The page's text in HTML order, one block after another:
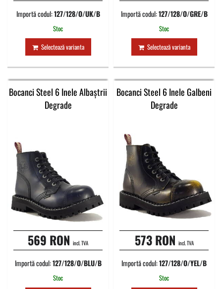
Importă codul:127/128/O/UK/B
Stoc
Selectează varianta
Importă codul:127/128/O/GRE/B
Stoc
Selectează varianta
Bocanci Steel 6 Inele Albaștrii
Degrade
569 RON incl. TVA
Importă codul:127/128/O/BLU/B
Stoc
Bocanci Steel 6 Inele Galbeni
Degrade
573 RON incl. TVA
Importă codul:127/128/O/YEL/B
Stoc